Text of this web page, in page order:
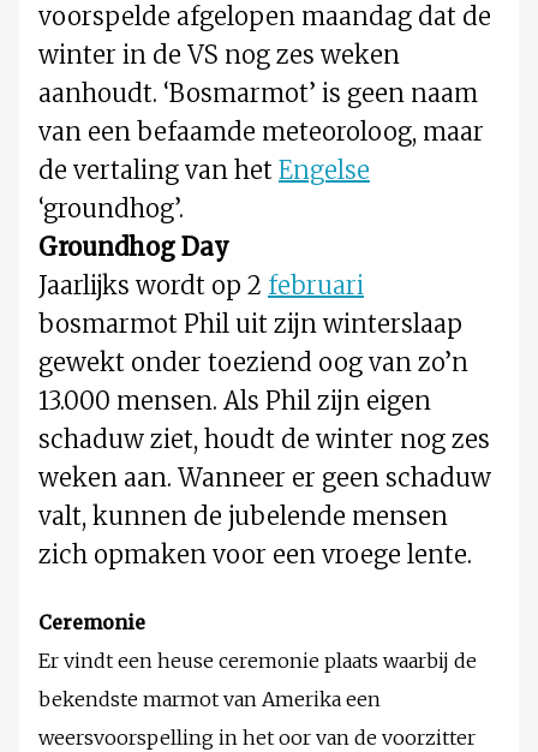
voorspelde afgelopen maandag dat de
winter in de VS nog zes weken
aanhoudt. ‘Bosmarmot’ is geen naam
van een befaamde meteoroloog, maar
de vertaling van het Engelse
‘groundhog’.
Groundhog Day
Jaarlijks wordt op 2 februari
bosmarmot Phil uit zijn winterslaap
gewekt onder toeziend oog van zo’n
13.000 mensen. Als Phil zijn eigen
schaduw ziet, houdt de winter nog zes
weken aan. Wanneer er geen schaduw
valt, kunnen de jubelende mensen
zich opmaken voor een vroege lente.
Ceremonie
Er vindt een heuse ceremonie plaats waarbij de
bekendste marmot van Amerika een
weersvoorspelling in het oor van de voorzitter